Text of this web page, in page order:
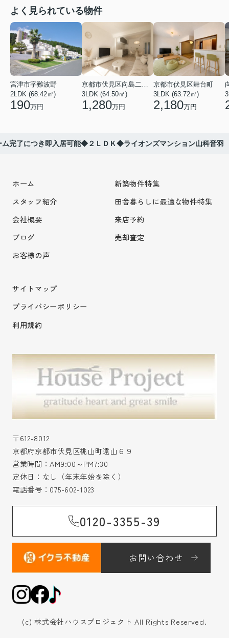
よく見られている物件
宮津市字難波野
2LDK (68.42㎡)
190万円
京都市伏見区向島二ノ丸町
3LDK (64.50㎡)
1,280万円
京都市伏見区舞台町
3LDK (63.72㎡)
2,180万円
完了につき即入居可能◆２ＬＤＫ◆ライオンズマンション山科音羽
ホーム
スタッフ紹介
会社概要
ブログ
お客様の声
新築物件特集
田舎暮らしに最適な物件特集
来店予約
売却査定
サイトマップ
プライバシーポリシー
利用規約
〒612-8012
京都府京都市伏見区桃山町遠山６９
営業時間：AM9:00～PM7:30
定休日：なし（年末年始を除く）
電話番号： 075-602-1023
0120-3355-39
お問い合わせ
(c) 株式会社ハウスプロジェクト All Rights Reserved.